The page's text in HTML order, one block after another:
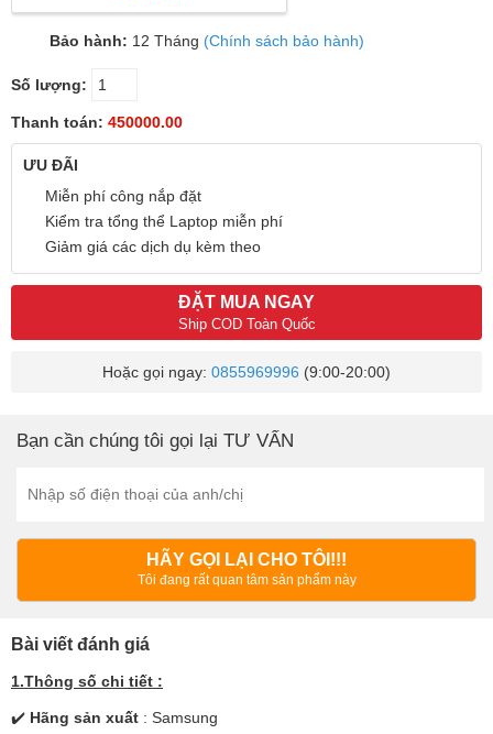
Bảo hành: 12 Tháng (Chính sách bảo hành)
Số lượng:
Thanh toán: 450000.00
ƯU ĐÃI
Miễn phí công nắp đặt
Kiểm tra tổng thể Laptop miễn phí
Giảm giá các dịch dụ kèm theo
ĐẶT MUA NGAY
Ship COD Toàn Quốc
Hoặc gọi ngay: 0855969996 (9:00-20:00)
Bạn cần chúng tôi gọi lại TƯ VẤN
HÃY GỌI LẠI CHO TÔI!!!
Tôi đang rất quan tâm sản phẩm này
Bài viết đánh giá
1.Thông số chi tiết :
✔️ Hãng sản xuất : Samsung